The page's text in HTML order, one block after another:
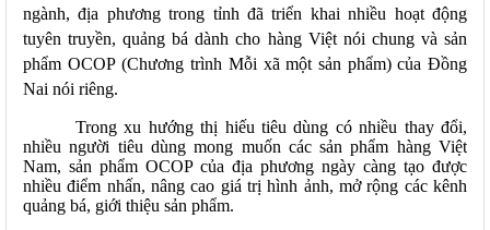
ngành, địa phương trong tỉnh đã triển khai nhiều hoạt động
tuyên truyền, quảng bá dành cho hàng Việt nói chung và sản
phẩm OCOP(Chương trình Mỗi xã một sản phẩm) của Đồng
Nai nói riêng.
Trongxu hướng thị hiếu tiêu dùng có nhiều thay đổi,
nhiều người tiêu dùng mong muốn các sản phẩm hàng Việt
Nam, sản phẩm OCOP của địa phương ngày càng tạo được
nhiều điểm nhấn, nâng cao giá trị hình ảnh, mở rộng các kênh
quảng bá, giới thiệu sản phẩm.